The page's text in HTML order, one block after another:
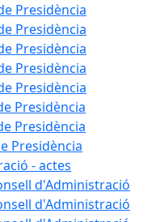
Presidència
Presidència
Presidència
Presidència
Presidència
Presidència
Presidència
Presidència
- actes
d'Administració
d'Administració